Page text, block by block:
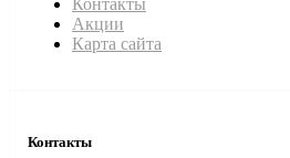
Контакты
Акции
Карта сайта
Контакты